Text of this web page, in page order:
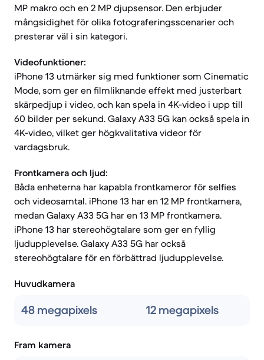
MP makro och en 2 MP djupsensor. Den erbjuder
mångsidighet för olika fotograferingsscenarier och
presterar väl i sin kategori.
Videofunktioner:
iPhone 13 utmärker sig med funktioner som Cinematic
Mode, som ger en filmliknande effekt med justerbart
skärpedjup i video, och kan spela in 4K-video i upp till
60 bilder per sekund. Galaxy A33 5G kan också spela in
4K-video, vilket ger högkvalitativa videor för
vardagsbruk.
Frontkamera och ljud:
Båda enheterna har kapabla frontkameror för selfies
och videosamtal. iPhone 13 har en 12 MP frontkamera,
medan Galaxy A33 5G har en 13 MP frontkamera.
iPhone 13 har stereohögtalare som ger en fyllig
ljudupplevelse. Galaxy A33 5G har också
stereohögtalare för en förbättrad ljudupplevelse.
Huvudkamera
48 megapixels 12 megapixels
Fram kamera